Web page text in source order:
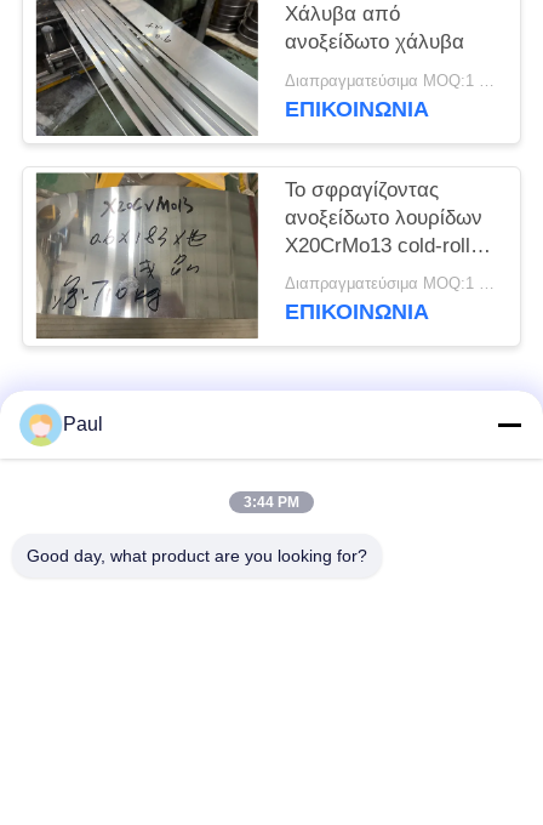
Χάλυβα από
ανοξείδωτο χάλυβα
Διαπραγματεύσιμα MOQ:1 τόνος
ΕΠΙΚΟΙΝΩΝΊΑ
Το σφραγίζοντας
ανοξείδωτο λουρίδων
X20CrMo13 cold-rolled
η ανοπτημένη σπείρα Διαπραγματεύσιμα MOQ:1 τόνος
ΕΠΙΚΟΙΝΩΝΊΑ
Λαϊκή κατηγορία
Σκληραίνοντας
Paul
3:44 PM
Good day, what product are you looking for?